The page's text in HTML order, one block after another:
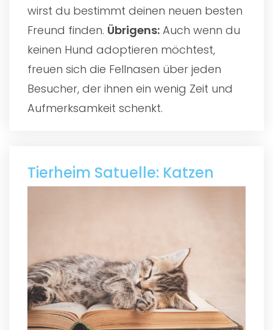
wirst du bestimmt deinen neuen besten
Freund finden. Übrigens: Auch wenn du
keinen Hund adoptieren möchtest,
freuen sich die Fellnasen über jeden
Besucher, der ihnen ein wenig Zeit und
Aufmerksamkeit schenkt.
Tierheim Satuelle: Katzen